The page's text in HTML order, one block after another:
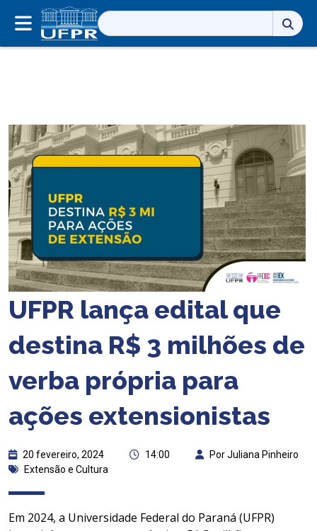
Pesquisar
por:
UFPR lança edital que
destina R$ 3 milhões de
verba própria para
ações extensionistas
20 fevereiro, 2024 14:00
Por Juliana Pinheiro
Extensão e Cultura
Em 2024, a Universidade Federal do Paraná (UFPR)